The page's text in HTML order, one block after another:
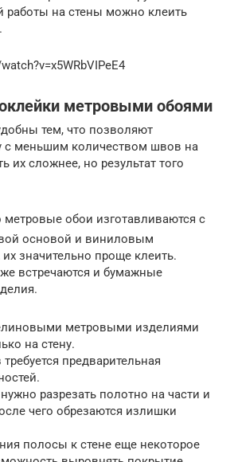
работы на стены можно клеить
метровыми обоями
тем, что позволяют
с меньшим количеством швов на
их сложнее, но результат того
метровые обои изготавливаются с
основой и виниловым
значительно проще клеить.
встречаются и бумажные
метровыми изделиями
на стену.
предварительная
разрезать полотно на части и
чего обрезаются излишки
полосы к стене еще некоторое